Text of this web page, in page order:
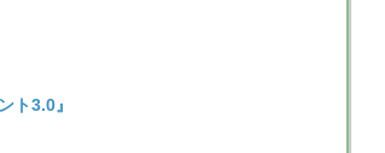
ト3.0』